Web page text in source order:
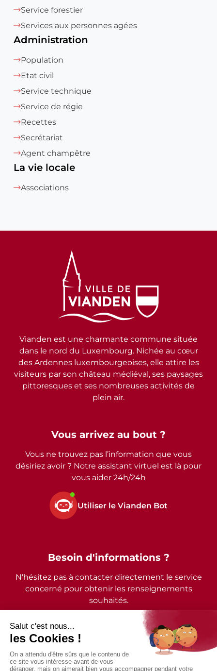
Service forestier
Services aux personnes agées
Administration
Population
Etat civil
Service technique
Service de régie
Recettes
Secrétariat
Agent champêtre
La vie locale
Associations
Vous arrivez au bout ?
Vous ne trouvez pas l’information que vous
désiriez avoir ? Notre assistant virtuel est là pour
vous aider 24h/24h
Utiliser le Vianden Bot
Vianden est une charmante commune située
dans le nord du Luxembourg. Nichée au cœur
des Ardennes luxembourgeoises, elle attire les
visiteurs par son château médiéval, ses paysages
pittoresques et ses nombreuses activités de
plein air.
Besoin d'informations ?
N'hésitez pas à contacter directement le service
concerné pour obtenir les renseignements
souhaités.
2026 - © Commune de Vianden - Tous droits réservés
Politique de confidentialité